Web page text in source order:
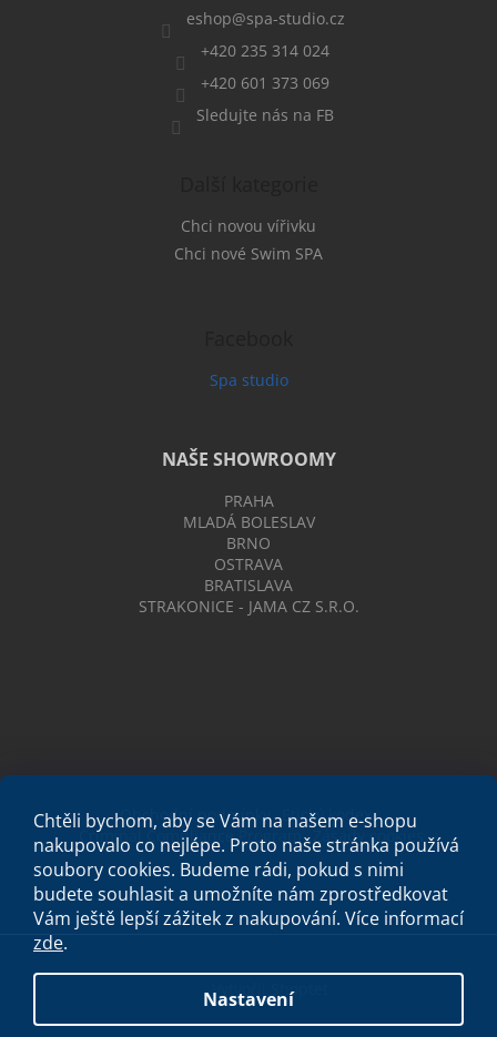
Chtěli bychom, aby se Vám na našem e-shopu
nakupovalo co nejlépe. Proto naše stránka používá
soubory cookies. Budeme rádi, pokud s nimi
budete souhlasit a umožníte nám zprostředkovat
Vám ještě lepší zážitek z nakupování. Více informací
zde.
Nastavení
eshop@spa-studio.cz
+420 235 314 024
+420 601 373 069
Sledujte nás na FB
Chci novou vířivku
Chci nové Swim SPA
Spa studio
NAŠE SHOWROOMY
PRAHA
MLADÁ BOLESLAV
BRNO
OSTRAVA
BRATISLAVA
STRAKONICE - JAMA CZ S.R.O.
Obchodní podmínky
Etický kodex
Criminal Compliance Program
Zásady cookies
Vytvořil Shoptet